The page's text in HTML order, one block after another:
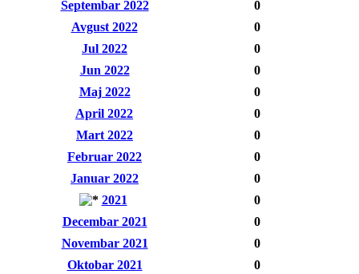
Septembar 2022
0
Avgust 2022
0
Jul 2022
0
Jun 2022
0
Maj 2022
0
April 2022
0
Mart 2022
0
Februar 2022
0
Januar 2022
0
2021
0
Decembar 2021
0
Novembar 2021
0
Oktobar 2021
0